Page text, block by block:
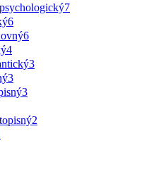
psychologický7
6
6
4
3
3
3
2